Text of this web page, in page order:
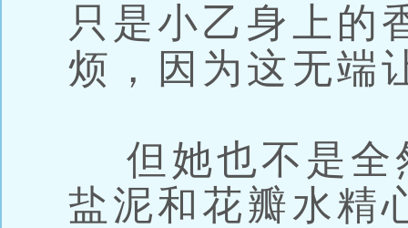
只是小乙身上的
烦，因为这无端
但她也不是全
盐泥和花瓣水精